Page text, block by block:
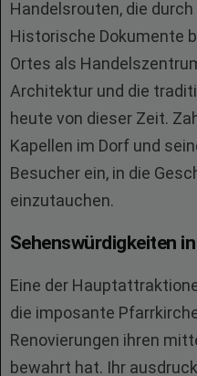
Handelsrouten, die
Historische Dokumente
Ortes als
Architektur und die
heute von dieser Zeit.
Kapellen im Dorf und
Besucher ein, in die
einzutauchen.
Sehenswürdigkeiten
Eine der
die imposante
Renovierungen ihren
bewahrt hat. Ihr